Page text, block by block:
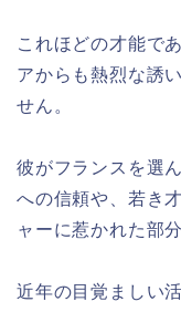
これほどの才能で
アからも熱烈な誘
せん。
彼がフランスを選
への信頼や、若き
ャーに惹かれた部
近年の目覚ましい